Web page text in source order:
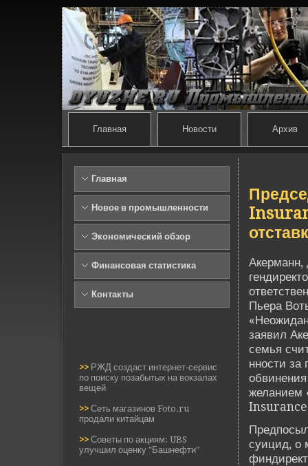
Главная Новости Архив
Главная
Новое в промышленности
Экономический обзор
Финансовая статистика
Контакты
>> РЖД создаст интернет-сервис
по поиску позабытых на вокзалах
вещей
>> Сеть магазинов Foto.ru
продали китайцам
>> Советы по акциям: UBS
улучшил оценку "Башнефти"
Пьера
заявил
семья
нности
желанием
суицид, о